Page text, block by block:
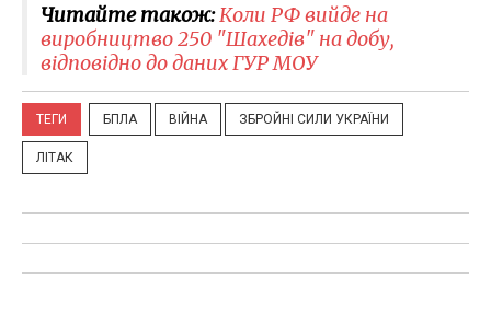
Читайте також:Коли РФ вийде на
виробництво 250 "Шахедів" на добу,
відповідно до даних ГУР МОУ
ТЕГИ БПЛА ВІЙНА ЗБРОЙНІ СИЛИ УКРАЇНИ
ЛІТАК